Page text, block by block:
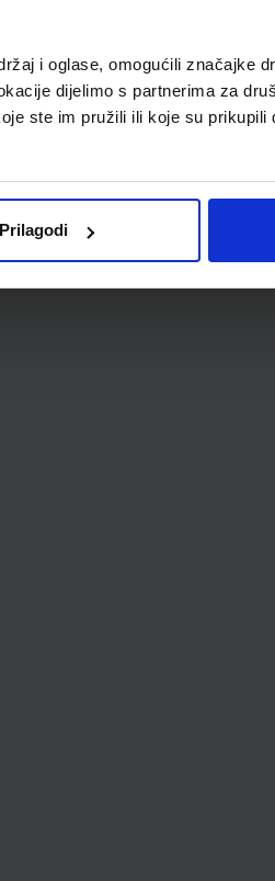
i oglase, omogućili značajke
dijelimo s partnerima za
ste im pružili ili koje su prikupili
Prilagodi